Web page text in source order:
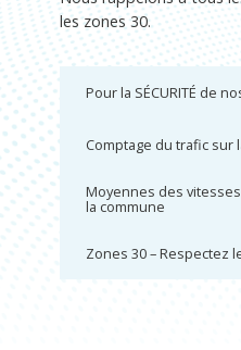
les zones 30.
Pour la SÉCURITÉ de
Comptage du trafic sur
Moyennes des
la commune
Zones 30 – Respectez